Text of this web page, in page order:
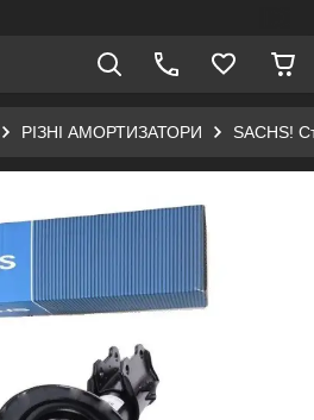
РІЗНІ АМОРТИЗАТОРИ SACHS!